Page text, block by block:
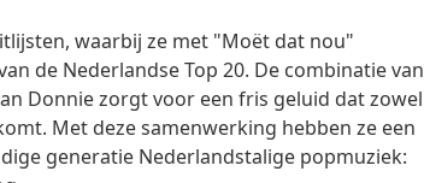
waarbij ze met "Moët dat nou"
de Nederlandse Top 20. De combinatie van
Donnie zorgt voor een fris geluid dat zowel
Met deze samenwerking hebben ze een
generatie Nederlandstalige popmuziek: